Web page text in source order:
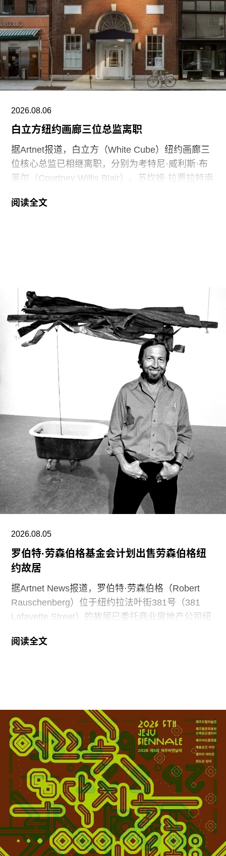
此次翻新计划所需的5000万欧元资金主要由意大利
文化部提供，其余资金来自私人捐赠。其中，美国
慈善家维罗妮卡·阿特金（Veronika Atkin）为项目
捐赠了500万欧元。
2026.08.06
白立方纽约画廊三位总监离职
据Artnet报道，白立方（White Cube）纽约画廊三
位核心总监已相继离职，分别为考特尼·威利斯·布
莱尔（Courtney Willis Blair）、苏坎娅·拉贾拉特南
（Jessie Washburne-Harris）。三人的离职原因各
廊的拉贾拉特南，则是“辞职以专注于个人独立事
业”。对于沃什伯恩-哈里斯的离职，发言人并未说
明具体原因。她不到一年前被聘为负责美国市场长
期发展战略的全球总监。在加入白立方之前，她曾
创办自己的画廊 Harris Lieberman，并先后在佩斯
画廊（Pace）及玛丽安·古德曼画廊（Marian
Goodman Gallery）担任高级管理职务。
白立方成立于1993年，总部位于伦敦，2023年进
入美国市场，旗舰空间位于纽约麦迪逊大道1002
号，毗邻高古轩（Gagosian）等蓝筹画廊。目前，
白立方还在香港、巴黎设有空间，并于2023年拓展
至首尔。
发言人强调，三位总监的离职并不意味着白立方经
营状况不佳。相反，画廊正持续扩张，并计划将员
工从位于麦迪逊大道980号的办公室迁至街对面一
处约4000平方英尺的新办公空间。
阅读全文
2026.08.05
罗伯特·劳森伯格基金会计划出售劳森伯格纽
约故居
据Artnet News报道，罗伯特·劳森伯格（Robert
Rauschenberg）位于纽约拉法叶街381号（381
Lafayette Street）的故居已委托商业房地产公司纽
联排建筑由劳森伯格于1965年购入，曾作为孤儿院
这栋五层约855平方米的建筑尚未公布售价。房产
信息特别强调了近期对建筑外立面及屋顶的翻新，
并宣传该物业具备“改造为豪华出租公寓或精品公
寓”的潜力。
劳森伯格基金会的一位发言人表示，由于毗邻的拉
法叶街375号停车场正计划兴建一栋19层住宅大
楼，基金会目前正“探索多种可能方案”。发言人表
示：“如果该建设项目继续推进，将对故居的完整
性、功能性以及日常运营产生重大影响。”目前，基
金会考虑的方案之一是搬迁至其他场所。该组织“正
阅读全文